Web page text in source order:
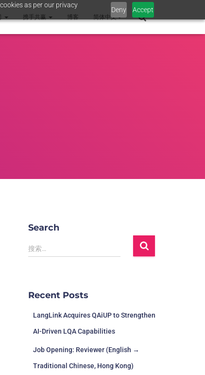
as per our privacy
Deny Accept
携手共赢 博客 简体中文
Search
搜索…
Recent Posts
LangLink Acquires QAiUP to Strengthen
AI-Driven LQA Capabilities
Job Opening: Reviewer (English →
Traditional Chinese, Hong Kong)